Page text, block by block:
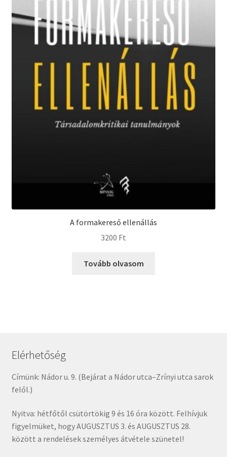
A formakereső ellenállás
3200 Ft
Tovább olvasom
Elérhetőség
Címünk: Nádor u. 9. (Bejárat a Nádor utca–Zrínyi utca sarok
felől.)
Nyitva: hétfőtől csütörtökig 9 és 16 óra között. Felhívjuk
figyelmüket, hogy AUGUSZTUS 3. és AUGUSZTUS 28.
között a rendelések személyes átvétele szünetel!